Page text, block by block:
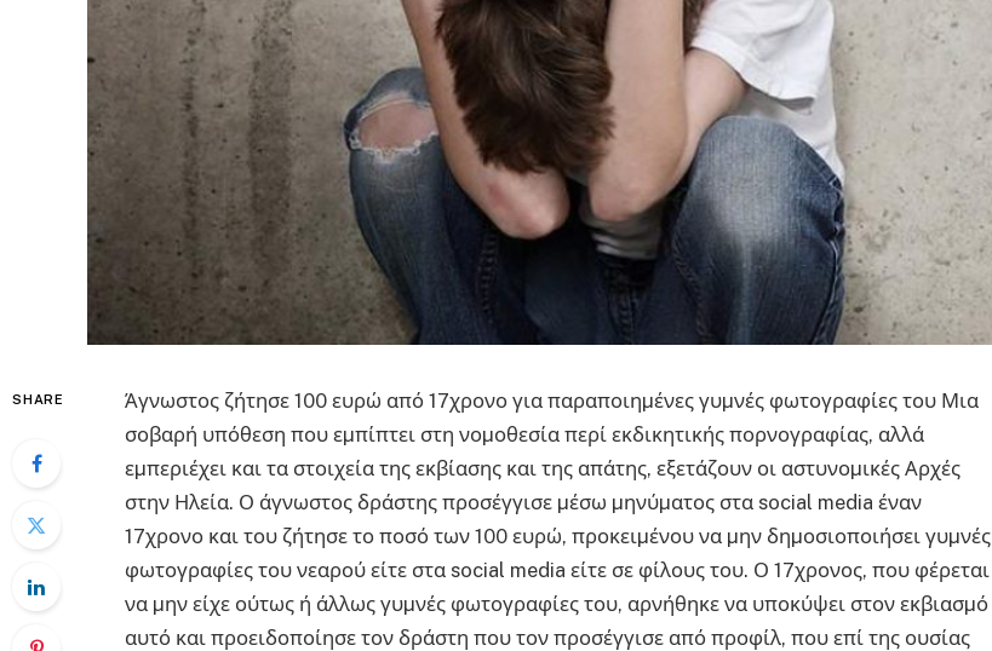
SHARE
Άγνωστος ζήτησε 100 ευρώ από 17χρονο για παραποιηµένες γυµνές φωτογραφίες του Μια
σοβαρή υπόθεση που εµπίπτει στη νοµοθεσία περί εκδικητικής πορνογραφίας, αλλά
εµπεριέχει και τα στοιχεία της εκβίασης και της απάτης, εξετάζουν οι αστυνοµικές Αρχές
στην Ηλεία. Ο άγνωστος δράστης προσέγγισε µέσω µηνύµατος στα social media έναν
17χρονο και του ζήτησε το ποσό των 100 ευρώ, προκειµένου να µην δηµοσιοποιήσει γυµνές
φωτογραφίες του νεαρού είτε στα social media είτε σε φίλους του. Ο 17χρονος, που φέρεται
να µην είχε ούτως ή άλλως γυµνές φωτογραφίες του, αρνήθηκε να υποκύψει στον εκβιασµό
αυτό και προειδοποίησε τον δράστη που τον προσέγγισε από προφίλ, που επί της ουσίας